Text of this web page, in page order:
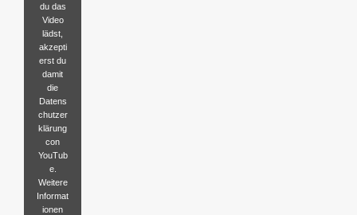
du das
Video
lädst,
akzepti
erst du
damit
die
Datens
chutzer
klärung
con
YouTub
e.
Weitere
Informat
ionen